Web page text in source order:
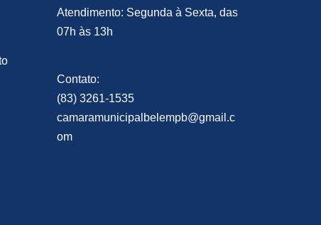
Atendimento: Segunda à Sexta, das
07h às 13h
Contato:
(83) 3261-1535
camaramunicipalbelempb@gmail.c
om